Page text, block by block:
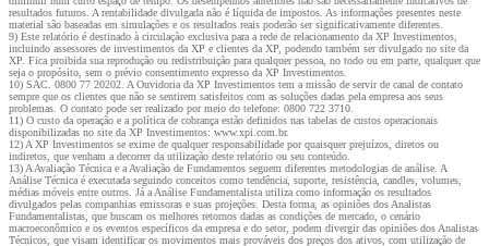
resultados futuros. A rentabilidade divulgada não é líquida de impostos. As informações presentes neste
material são baseadas em simulações e os resultados reais poderão ser significativamente diferentes.
9) Este relatório é destinado à circulação exclusiva para a rede de relacionamento da XP Investimentos,
incluindo assessores de investimentos da XP e clientes da XP, podendo também ser divulgado no site da
XP. Fica proibida sua reprodução ou redistribuição para qualquer pessoa, no todo ou em parte, qualquer que
seja o propósito, sem o prévio consentimento expresso da XP Investimentos.
10) SAC. 0800 77 20202. A Ouvidoria da XP Investimentos tem a missão de servir de canal de contato
sempre que os clientes que não se sentirem satisfeitos com as soluções dadas pela empresa aos seus
problemas. O contato pode ser realizado por meio do telefone: 0800 722 3710.
11) O custo da operação e a política de cobrança estão definidos nas tabelas de custos operacionais
disponibilizadas no site da XP Investimentos: www.xpi.com.br.
12) A XP Investimentos se exime de qualquer responsabilidade por quaisquer prejuízos, diretos ou
indiretos, que venham a decorrer da utilização deste relatório ou seu conteúdo.
13) A Avaliação Técnica e a Avaliação de Fundamentos seguem diferentes metodologias de análise. A
Análise Técnica é executada seguindo conceitos como tendência, suporte, resistência, candles, volumes,
médias móveis entre outros. Já a Análise Fundamentalista utiliza como informação os resultados
divulgados pelas companhias emissoras e suas projeções. Desta forma, as opiniões dos Analistas
Fundamentalistas, que buscam os melhores retornos dadas as condições de mercado, o cenário
macroeconômico e os eventos específicos da empresa e do setor, podem divergir das opiniões dos Analistas
Técnicos, que visam identificar os movimentos mais prováveis dos preços dos ativos, com utilização de